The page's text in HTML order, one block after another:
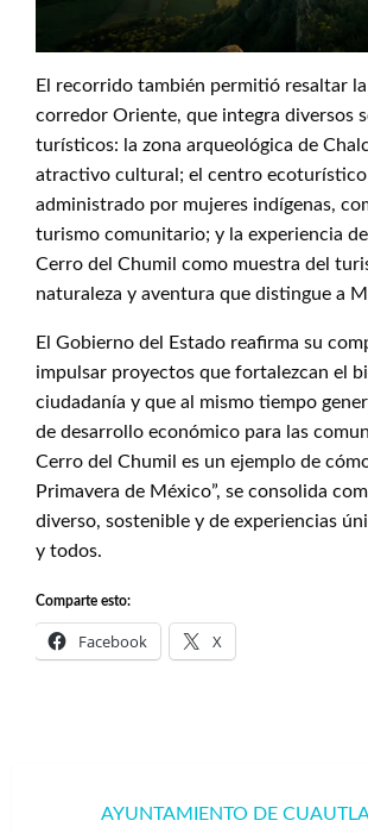
El recorrido también permitió resaltar la
corredor Oriente, que integra diversos
turísticos: la zona arqueológica de
atractivo cultural; el centro ecoturístico
administrado por mujeres indígenas,
turismo comunitario; y la experiencia de
Cerro del Chumil como muestra del
naturaleza y aventura que distingue a
El Gobierno del Estado reafirma su
impulsar proyectos que fortalezcan el
ciudadanía y que al mismo tiempo
de desarrollo económico para las
Cerro del Chumil es un ejemplo de
Primavera de México”, se consolida
diverso, sostenible y de experiencias
y todos.
Comparte esto:
Facebook X
Navegación
AYUNTAMIENTO DE CUAUTLA